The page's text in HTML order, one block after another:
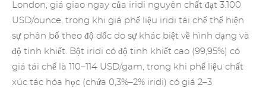
London, giá giao ngay của iridi nguyên chất đạt 3.100
USD/ounce, trong khi giá phế liệu iridi tái chế thể hiện
sự phân bố theo độ dốc do sự khác biệt về hình dạng và
độ tinh khiết. Bột iridi có độ tinh khiết cao (99,95%) có
giá tái chế là 110–114 USD/gam, trong khi phế liệu chất
xúc tác hóa học (chứa 0,3%–2% iridi) có giá 2–3